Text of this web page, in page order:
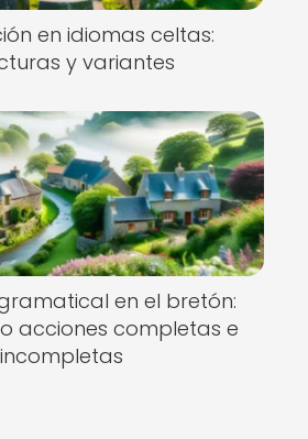
en idiomas celtas:
y variantes
en el bretón:
acciones completas e
incompletas